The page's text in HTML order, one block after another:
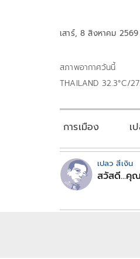
เสาร์, 8 สิงหาคม 2569
สภาพอากาศวันนี้
THAILAND 32.3°C/
การเมือง เ
เปลว สีเงิน
สวัสดี...คุ